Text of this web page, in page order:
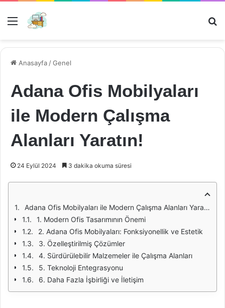
Menü
Anasayfa /Genel
Adana Ofis Mobilyaları
ile Modern Çalışma
Alanları Yaratın!
24 Eylül 2024 3 dakika okuma süresi
Adana Ofis Mobilyaları ile Modern Çalışma Alanları Yaratın
1. Modern Ofis Tasarımının Önemi
2. Adana Ofis Mobilyaları: Fonksiyonellik ve Estetik
3. Özelleştirilmiş Çözümler
4. Sürdürülebilir Malzemeler ile Çalışma Alanları
5. Teknoloji Entegrasyonu
6. Daha Fazla İşbirliği ve İletişim